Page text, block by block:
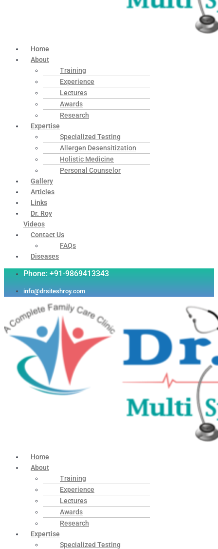
Home
About
Training
Experience
Lectures
Awards
Research
Expertise
Specialized Testing
Allergen Desensitization
Holistic Medicine
Personal Counselor
Gallery
Articles
Links
Dr. Roy
Videos
Contact Us
FAQs
Diseases
Phone: +91-9869413343
info@drsiteshroy.com
Home
About
Training
Experience
Lectures
Awards
Research
Expertise
Specialized Testing